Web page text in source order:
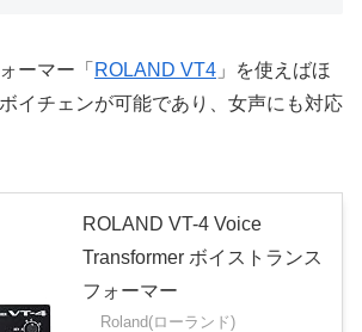
ーマー「 ROLAND VT4 」を使えばほ
イチェンが可能であり、女声にも対応
ROLAND VT-4 Voice
Transformer ボイストランス
フォーマー
Roland(ローランド)